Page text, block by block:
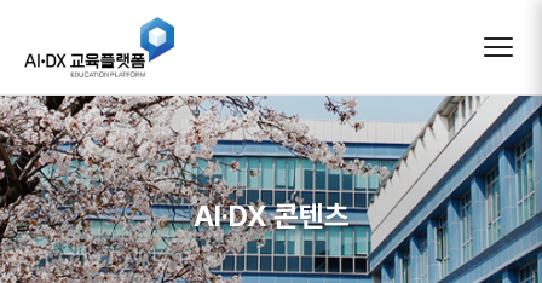
AIDX 교육플랫폼
AI·DX 콘텐츠